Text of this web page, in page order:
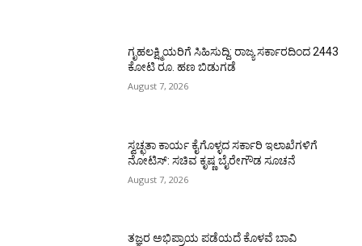
ಗೃಹಲಕ್ಷ್ಮಿಯರಿಗೆ ಸಿಹಿಸುದ್ದಿ: ರಾಜ್ಯ ಸರ್ಕಾರದಿಂದ 2443
ಕೋಟಿ ರೂ. ಹಣ ಬಿಡುಗಡೆ
August 7, 2026
ಸ್ವಚ್ಛತಾ ಕಾರ್ಯ ಕೈಗೊಳ್ಳದ ಸರ್ಕಾರಿ ಇಲಾಖೆಗಳಿಗೆ
ನೋಟಿಸ್: ಸಚಿವ ಕೃಷ್ಣ ಬೈರೇಗೌಡ ಸೂಚನೆ
August 7, 2026
ತಜ್ಞರ ಅಭಿಪ್ರಾಯ ಪಡೆಯದೆ ಕೊಳವೆ ಬಾವಿ